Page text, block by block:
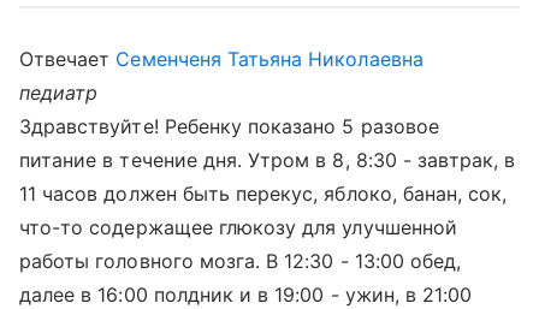
Отвечает Семенченя Татьяна Николаевна
педиатр
Здравствуйте! Ребенку показано 5 разовое
питание в течение дня. Утром в 8, 8:30 - завтрак, в
11 часов должен быть перекус, яблоко, банан, сок,
что-то содержащее глюкозу для улучшенной
работы головного мозга. В 12:30 - 13:00 обед,
далее в 16:00 полдник и в 19:00 - ужин, в 21:00